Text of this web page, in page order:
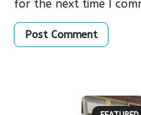
for the next time I